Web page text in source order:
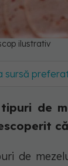
ilustrativ
sursă
tipuri de
de